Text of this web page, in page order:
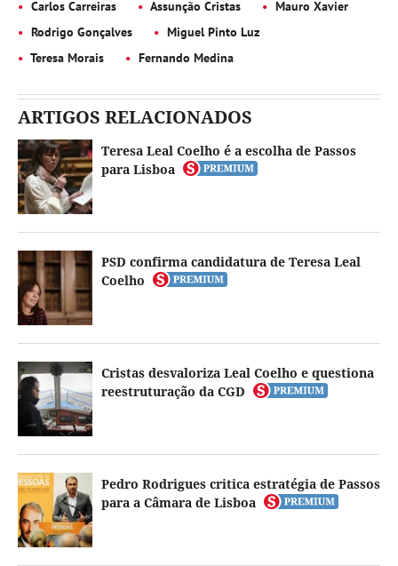
Carlos Carreiras
Assunção Cristas
Mauro Xavier
Rodrigo Gonçalves
Miguel Pinto Luz
Teresa Morais
Fernando Medina
ARTIGOS RELACIONADOS
Teresa Leal Coelho é a escolha de Passos
para Lisboa
PSD confirma candidatura de Teresa Leal
Coelho
Cristas desvaloriza Leal Coelho e questiona
reestruturação da CGD
Pedro Rodrigues critica estratégia de Passos
para a Câmara de Lisboa